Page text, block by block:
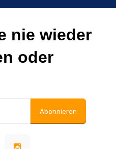
nie wieder
oder
Abonnieren